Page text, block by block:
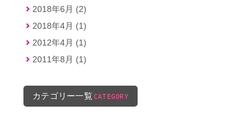
2018年6月 (2)
2018年4月 (1)
2012年4月 (1)
2011年8月 (1)
カテゴリー一覧 CATEGORY